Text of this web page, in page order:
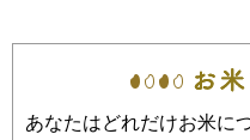
あなたはどれだけお米に